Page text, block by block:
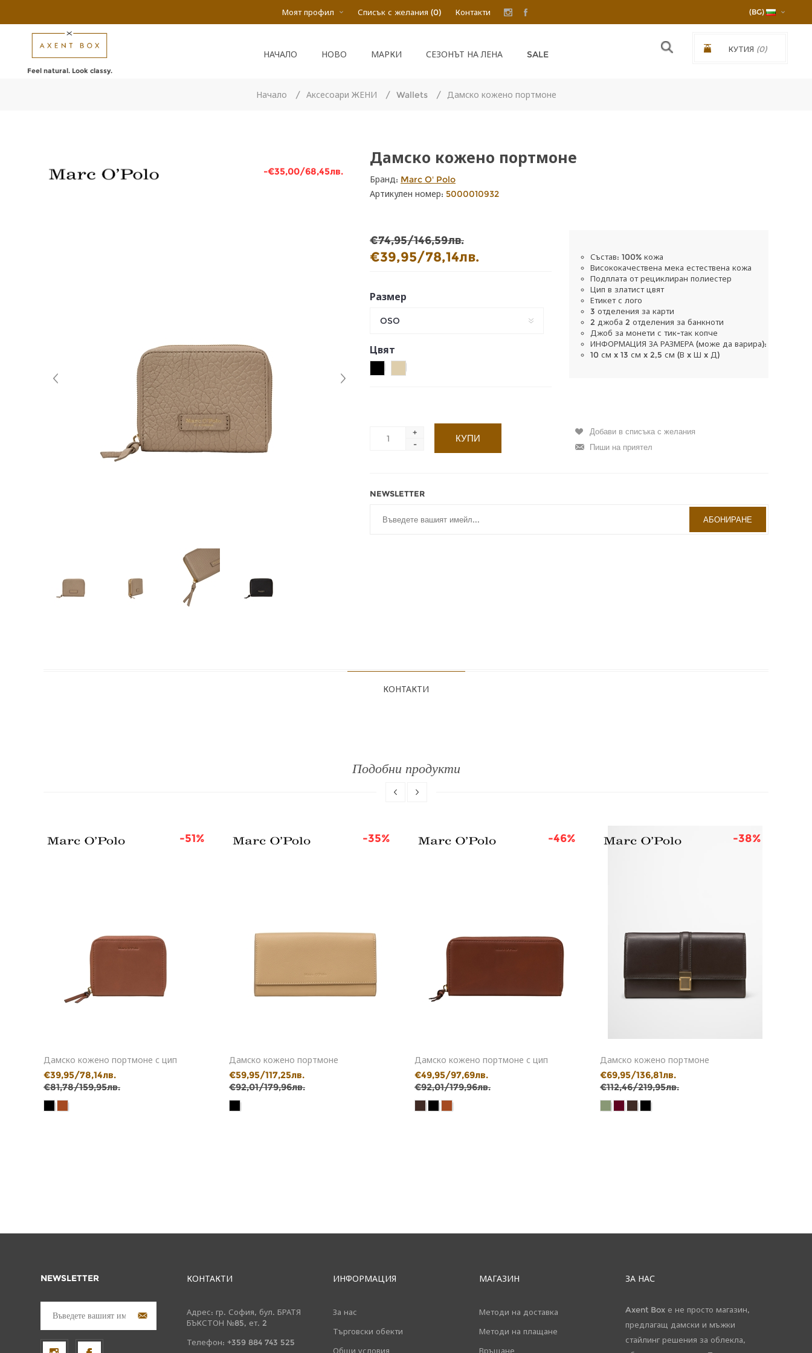
(BG)
Моят профил Списък с желания (0) Контакти
Feel natural. Look classy.
КУТИЯ (0)
НАЧАЛО НОВО МАРКИ СЕЗОНЪТ НА ЛЕНА SALE
Начало / Аксесоари ЖЕНИ / Wallets / Дамско кожено портмоне
-€35,00/68,45лв.
Дамско кожено портмоне
Бранд: Marc O' Polo
Артикулен номер: 5000010932
€74,95/146,59лв.
€39,95/78,14лв.
Размер
OSO
Цвят
Състав: 100% кожа
Висококачествена мека естествена кожа
Подплата от рециклиран полиестер
Цип в златист цвят
Етикет с лого
3 отделения за карти
2 джоба 2 отделения за банкноти
Джоб за монети с тик-так копче
ИНФОРМАЦИЯ ЗА РАЗМЕРА (може да варира):
10 см x 13 см x 2,5 см (В x Ш x Д)
+
-
NEWSLETTER
КОНТАКТИ
Подобни продукти
-51%
Дамско кожено портмоне с цип
€39,95/78,14лв.
€81,78/159,95лв.
-35%
Дамско кожено портмоне
€59,95/117,25лв.
€92,01/179,96лв.
-46%
Дамско кожено портмоне с цип
€49,95/97,69лв.
€92,01/179,96лв.
-38%
Дамско кожено портмоне
€69,95/136,81лв.
€112,46/219,95лв.
NEWSLETTER КОНТАКТИ
Адрес: гр. София, бул. БРАТЯ
БЪКСТОН №85, ет. 2
Телефон: +359 884 743 525
ИНФОРМАЦИЯ
За нас
Търговски обекти
Общи условия
МАГАЗИН
Методи на доставка
Методи на плащане
Връщане
ЗА НАС
Axent Box е не просто магазин,
предлагащ дамски и мъжки
стайлинг решения за облекла,